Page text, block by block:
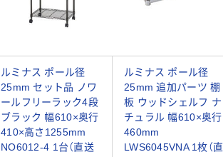
ルミナス ポール径
25mm セット品 ノワ
ールフリーラック4段
ブラック 幅610×奥行
410×高さ1255mm
NO6012-4 1台（直送
ルミナス ポール径
25mm 追加パーツ 棚
板 ウッドシェルフ ナ
チュラル 幅610×奥行
460mm
LWS6045VNA 1枚（直